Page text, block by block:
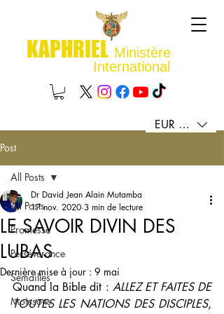
KAPHRIEL Ministère
International
EUR (€)
Post
All Posts
Promesse
Persévérance
Semailles
Moissons
All Posts
LE SAVOIR DIVIN DES
LUBAS
Dr David Jean Alain Mutamba
17 nov. 2020 3 min de lecture
Dernière mise à jour : 9 mai
Quand la Bible dit : ALLEZ ET FAITES DE
TOUTES LES NATIONS DES DISCIPLES,